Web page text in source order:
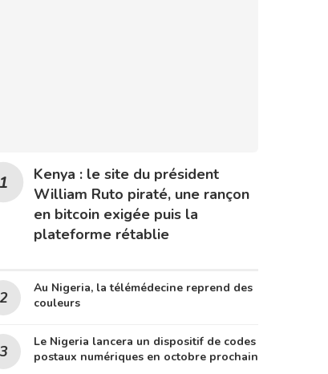
Kenya : le site du président
William Ruto piraté, une rançon
en bitcoin exigée puis la
plateforme rétablie
Au Nigeria, la télémédecine reprend des
couleurs
Le Nigeria lancera un dispositif de codes
postaux numériques en octobre prochain